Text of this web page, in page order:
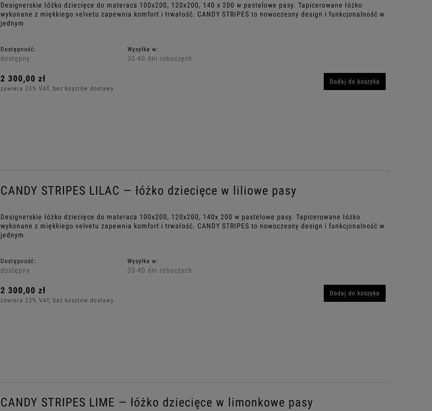
Designerskie łóżko dziecięce do materaca 100x200, 120x200, 140 x 200 w pastelowe pasy. Tapicerowane łóżko
wykonane z miękkiego velvetu zapewnia komfort i trwałość. CANDY STRIPES to nowoczesny design i funkcjonalność w
jednym
Dostępność:
dostępny
Wysyłka w:
30-40 dni roboczych
2 300,00 zł
zawiera 23% VAT, bez kosztów dostawy
Dodaj do koszyka
CANDY STRIPES LILAC — łóżko dziecięce w liliowe pasy
Designerskie łóżko dziecięce do materaca 100x200, 120x200, 140x 200 w pastelowe pasy. Tapicerowane łóżko
wykonane z miękkiego velvetu zapewnia komfort i trwałość. CANDY STRIPES to nowoczesny design i funkcjonalność w
jednym
Dostępność:
dostępny
Wysyłka w:
30-40 dni roboczych
2 300,00 zł
zawiera 23% VAT, bez kosztów dostawy
Dodaj do koszyka
CANDY STRIPES LIME — łóżko dziecięce w limonkowe pasy